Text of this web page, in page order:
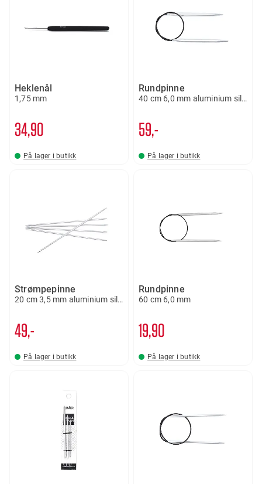
Heklenål
1,75 mm
3490
På lager i butikk
Rundpinne
40 cm 6,0 mm aluminium silver
59,-
På lager i butikk
Strømpepinne
20 cm 3,5 mm aluminium silver
49,-
På lager i butikk
Rundpinne
60 cm 6,0 mm
19 90
På lager i butikk